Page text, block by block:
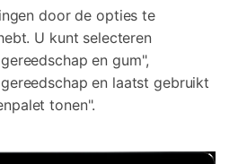
door de opties te
U kunt selecteren
en gum",
en laatst gebruikt
tonen".